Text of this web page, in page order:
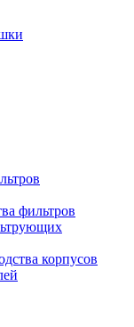
фильтров
корпусов